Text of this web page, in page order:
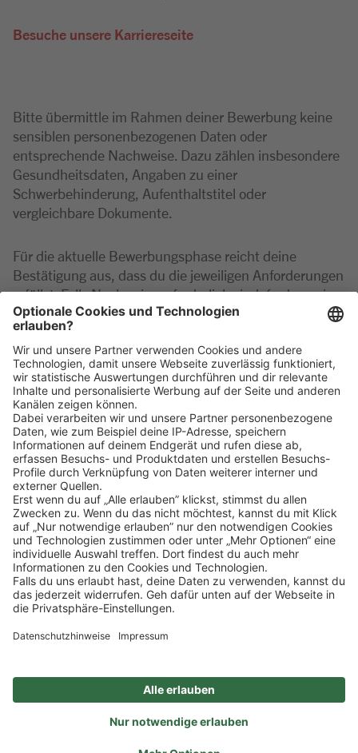
Besuche unsere Karriereseite
Bitte übermittle im Rahmen deiner Bewerbung keine
sensiblen personenbezogenen Daten oder
entsprechende Nachweise. Dazu zählen insbesondere
Gesundheitsdaten, Angaben zu einer
Schwerbehinderung, Aufenthaltstitel oder
vergleichbare Dokumente.
Für die aktuelle Bewerbungsphase reicht deine
Bestätigung aus, dass du die jeweiligen Anforderungen
erfüllst. Falls Nachweise erforderlich sind, fordern wir
diese erst zu einem späteren Zeitpunkt im
Auswahlverfahren an.
Klickehier, um alle offenen Jobs zu sehen.
Impressum Datenschutz
Privatsphäre-Einstellungen
FAQ
Veranstaltungen
Sitemap